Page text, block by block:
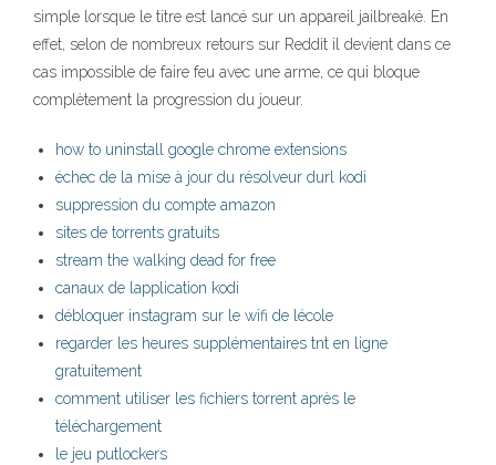
simple lorsque le titre est lancé sur un appareil jailbreaké. En
effet, selon de nombreux retours sur Reddit il devient dans ce
cas impossible de faire feu avec une arme, ce qui bloque
complètement la progression du joueur.
how to uninstall google chrome extensions
échec de la mise à jour du résolveur durl kodi
suppression du compte amazon
sites de torrents gratuits
stream the walking dead for free
canaux de lapplication kodi
débloquer instagram sur le wifi de lécole
regarder les heures supplémentaires tnt en ligne
gratuitement
comment utiliser les fichiers torrent après le
téléchargement
le jeu putlockers